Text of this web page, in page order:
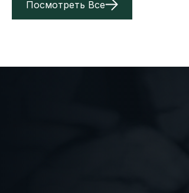
Посмотреть Все